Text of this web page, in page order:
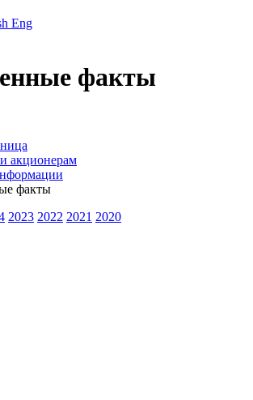
Eng
факты
акционерам
факты
2023 2022 2021 2020